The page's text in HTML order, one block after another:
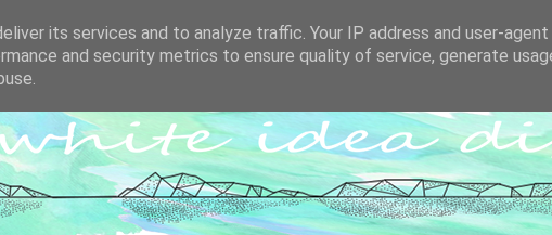
its services and to analyze traffic. Your IP address and user-agent
and security metrics to ensure quality of service, generate